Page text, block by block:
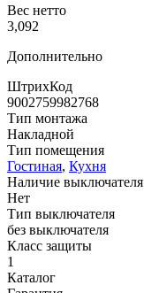
Вес нетто
3,092
Дополнительно
ШтрихКод
9002759982768
Тип монтажа
Накладной
Тип помещения
Гостиная, Кухня
Наличие выключателя
Нет
Тип выключателя
без выключателя
Класс защиты
1
Каталог